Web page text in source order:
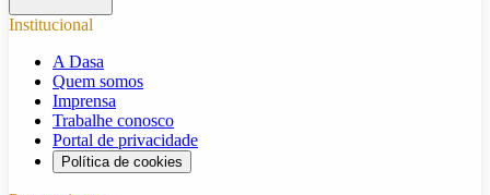
Institucional
A Dasa
Quem somos
Imprensa
Trabalhe conosco
Portal de privacidade
Política de cookies